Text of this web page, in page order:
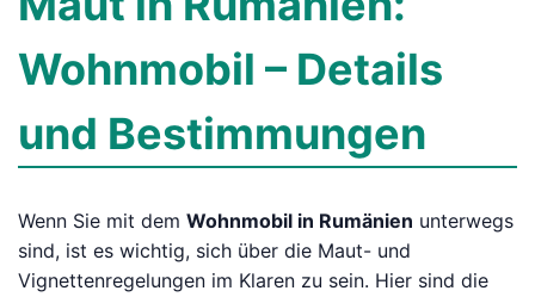
Wohnmobil – Details
und Bestimmungen
Wenn Sie mit dem Wohnmobil in Rumänien unterwegs
sind, ist es wichtig, sich über die Maut- und
Vignettenregelungen im Klaren zu sein. Hier sind die